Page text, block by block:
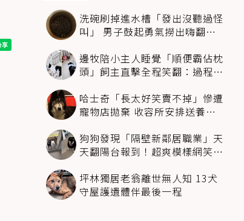
洗碗刷掉進水槽「發出沒聽過怪
叫」 男子鼓起勇氣撈出嗨翻：
邊牧陪小主人睡覺「順便霸佔枕
頭」飼主直擊全程笑翻：過程絲
哈士奇「長太好笑賣不掉」慘遭
寵物店拋棄 收容所安排送養活
狗狗發現「隔壁新鄰居職業」天
天翻陽台報到！超爽模樣網笑
坪林獨居老翁離世無人知 13犬
守屋護遺體伴最後一程